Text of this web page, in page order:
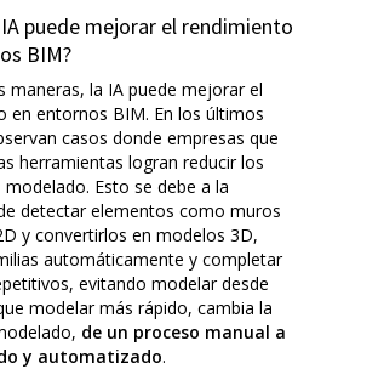
puede mejorar el rendimiento
BIM?
maneras, la IA puede mejorar el
en entornos BIM. En los últimos
casos donde empresas que
herramientas logran reducir los
Esto se debe a la
detectar elementos como muros
y convertirlos en modelos 3D,
automáticamente y completar
evitando modelar desde
modelar más rápido, cambia la
de un proceso manual a
y automatizado.